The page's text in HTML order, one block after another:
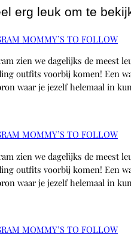
erg leuk om te
MOMMY’S TO FOLLOW
zien we dagelijks de meest
outfits voorbij komen! Een
waar je jezelf helemaal in
MOMMY’S TO FOLLOW
zien we dagelijks de meest
outfits voorbij komen! Een
waar je jezelf helemaal in
MOMMY’S TO FOLLOW